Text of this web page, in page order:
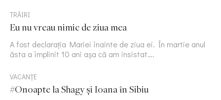
TRĂIRI
Eu nu vreau nimic de ziua mea
A fost declarația Mariei înainte de ziua ei. În martie anul
ăsta a împlinit 10 ani așa că am insistat….
VACANȚE
#Onoapte la Shagy și Ioana în Sibiu